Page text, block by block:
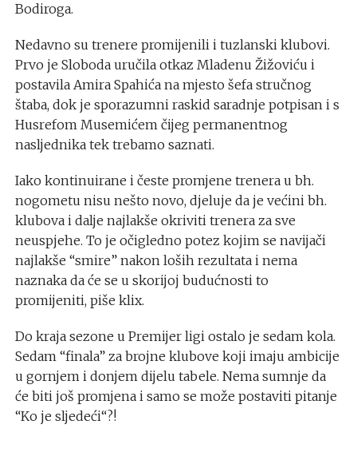
Bodiroga.
Nedavno su trenere promijenili i tuzlanski klubovi.
Prvo je Sloboda uručila otkaz Mladenu Žižoviću i
postavila Amira Spahića na mjesto šefa stručnog
štaba, dok je sporazumni raskid saradnje potpisan i s
Husrefom Musemićem čijeg permanentnog
nasljednika tek trebamo saznati.
Iako kontinuirane i česte promjene trenera u bh.
nogometu nisu nešto novo, djeluje da je većini bh.
klubova i dalje najlakše okriviti trenera za sve
neuspjehe. To je očigledno potez kojim se navijači
najlakše “smire” nakon loših rezultata i nema
naznaka da će se u skorijoj budućnosti to
promijeniti, piše klix.
Do kraja sezone u Premijer ligi ostalo je sedam kola.
Sedam “finala” za brojne klubove koji imaju ambicije
u gornjem i donjem dijelu tabele. Nema sumnje da
će biti još promjena i samo se može postaviti pitanje
“Ko je sljedeći“?!